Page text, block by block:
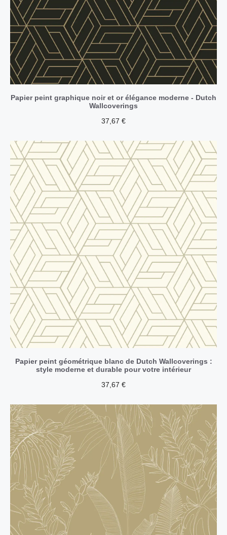
Papier peint graphique noir et or élégance moderne - Dutch
Wallcoverings
37,67 €
Papier peint géométrique blanc de Dutch Wallcoverings :
style moderne et durable pour votre intérieur
37,67 €